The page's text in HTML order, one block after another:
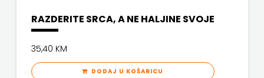
NAŠA
NOVOTEKS
RAZDERITE SRCA, A NE HALJINE SVOJE
35,40 KM
DODAJ U KOŠARICU